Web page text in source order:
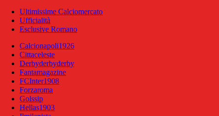
Ultimissime Calciomercato
Ufficialità
Esclusive Romano
Calcionapoli1926
Cittaceleste
Derbyderbyderby
Fantamagazine
FCInter1908
Forzaroma
Golssip
Hellas1903